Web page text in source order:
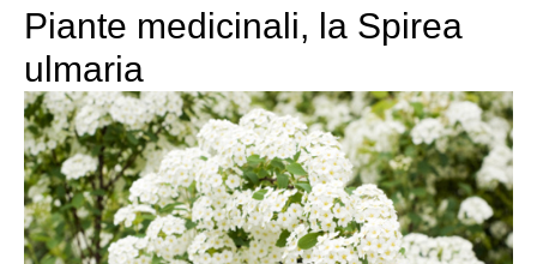
Piante medicinali, la Spirea
ulmaria